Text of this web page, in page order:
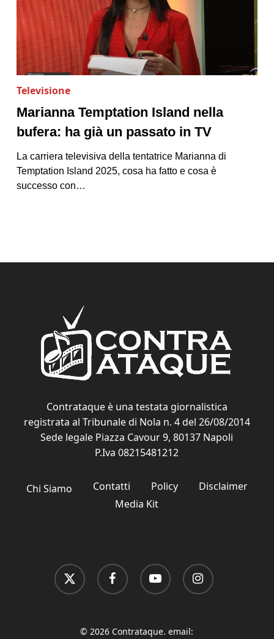
Televisione
Marianna Temptation Island nella
bufera: ha già un passato in TV
La carriera televisiva della tentatrice Marianna di
Temptation Island 2025, cosa ha fatto e cosa è
successo con…
Contrataque è una testata giornalistica
registrata al Tribunale di Nola n. 4 del 26/08/2014
Sede legale Piazza Cavour 9, 80137 Napoli
P.Iva 08215481212
Chi Siamo Contatti Policy
Disclaimer
Media Kit
x-
twitter
facebook youtube instagram
© 2026 Contrataque. email: